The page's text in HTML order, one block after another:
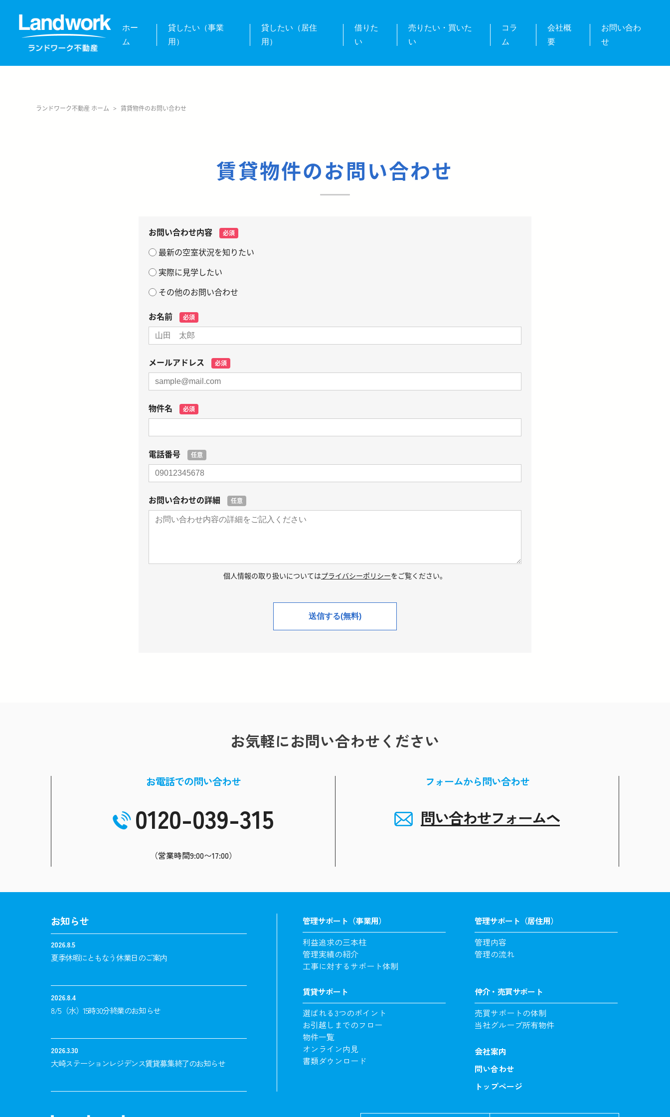
ホー
ム
貸したい（事業
用）
貸したい（居住
用）
借りた
い
売りたい・買いた
い
コラ
ム
会社概
要
お問い合わ
せ
ランドワーク不動産 ホーム > 賃貸物件のお問い合わせ
賃貸物件のお問い合わせ
お問い合わせ内容 必須
最新の空室状況を知りたい
実際に見学したい
その他のお問い合わせ
お名前 必須
メールアドレス 必須
物件名 必須
電話番号 任意
お問い合わせの詳細 任意
個人情報の取り扱いについてはプライバシーポリシーをご覧ください。
お気軽にお問い合わせください
お電話での問い合わせ
0120-039-315
（営業時間9:00〜17:00）
フォームから問い合わせ
問い合わせフォームヘ
お知らせ
2026.8.5
夏季休暇にともなう休業日のご案内
2026.8.4
8/5（水）15時30分終業のお知らせ
2026.3.30
大崎ステーションレジデンス賃貸募集終了のお知らせ
管理サポート（事業用）
利益追求の三本柱
管理実績の紹介
工事に対するサポート体制
賃貸サポート
選ばれる3つのポイント
お引越しまでのフロー
物件一覧
オンライン内見
書類ダウンロード
管理サポート（居住用）
管理内容
管理の流れ
仲介・売買サポート
売買サポートの体制
当社グループ所有物件
会社案内
問い合わせ
トップページ